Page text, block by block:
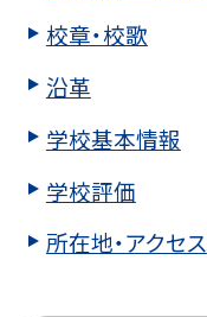
校章・校歌
沿革
学校基本情報
学校評価
所在地・アクセス